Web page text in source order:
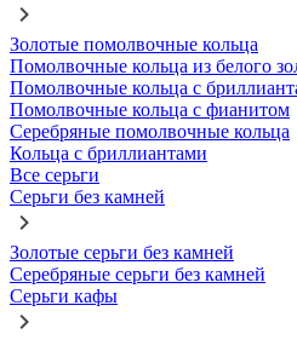
Золотые помолвочные кольца
Помолвочные кольца из белого
Помолвочные кольца с
Помолвочные кольца с фианитом
Серебряные помолвочные кольца
Кольца с бриллиантами
Все серьги
Серьги без камней
Золотые серьги без камней
Серебряные серьги без камней
Серьги кафы